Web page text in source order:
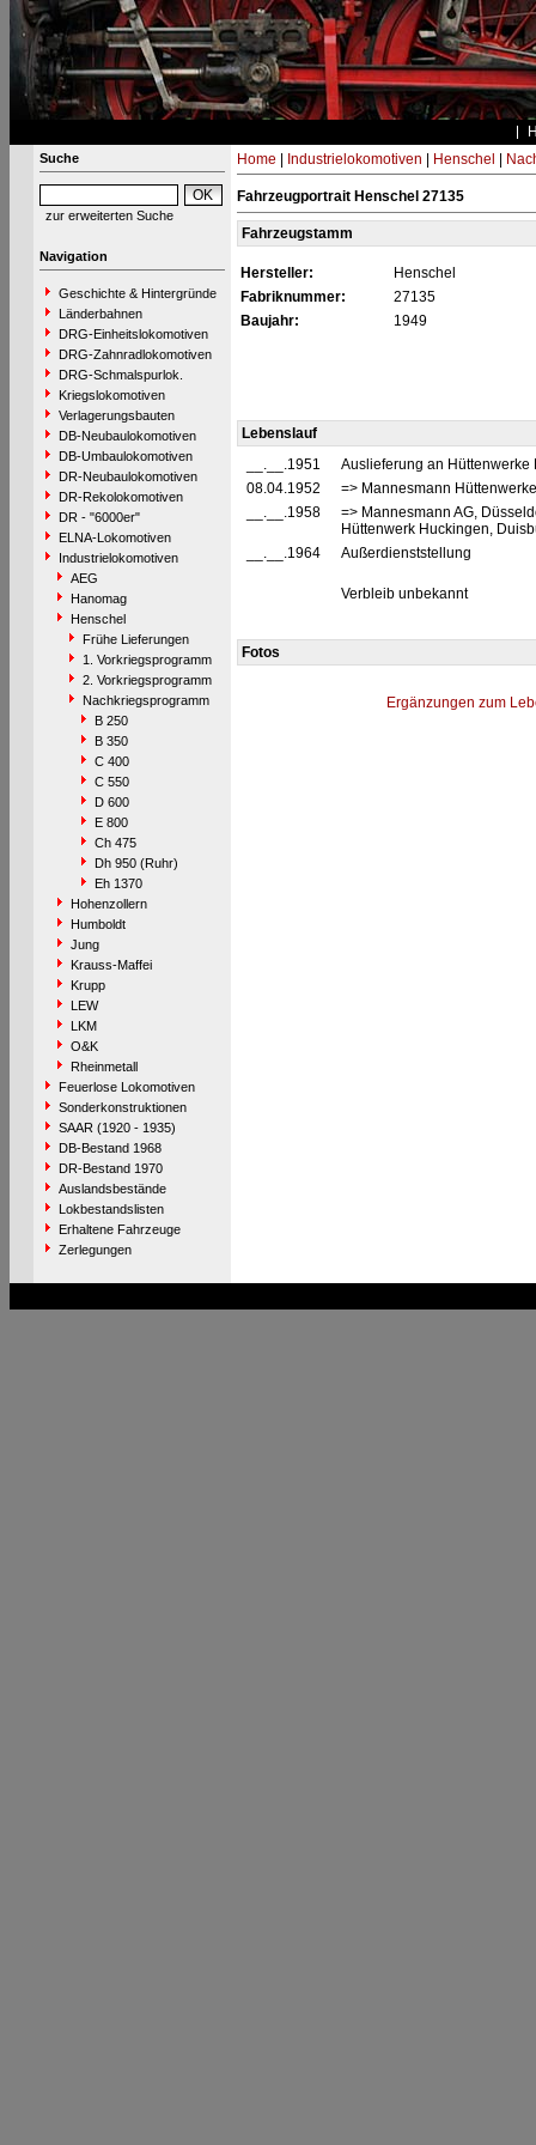
Suche
zur erweiterten Suche
Navigation
Geschichte & Hintergründe
Länderbahnen
DRG-Einheitslokomotiven
DRG-Zahnradlokomotiven
DRG-Schmalspurlok.
Kriegslokomotiven
Verlagerungsbauten
DB-Neubaulokomotiven
DB-Umbaulokomotiven
DR-Neubaulokomotiven
DR-Rekolokomotiven
DR - "6000er"
ELNA-Lokomotiven
Industrielokomotiven
AEG
Hanomag
Henschel
Frühe Lieferungen
1. Vorkriegsprogramm
2. Vorkriegsprogramm
Nachkriegsprogramm
B 250
B 350
C 400
C 550
D 600
E 800
Ch 475
Dh 950 (Ruhr)
Eh 1370
Hohenzollern
Humboldt
Jung
Krauss-Maffei
Krupp
LEW
LKM
O&K
Rheinmetall
Feuerlose Lokomotiven
Sonderkonstruktionen
SAAR (1920 - 1935)
DB-Bestand 1968
DR-Bestand 1970
Auslandsbestände
Lokbestandslisten
Erhaltene Fahrzeuge
Zerlegungen
Home Industrielokomotiven Henschel
Fahrzeugportrait Henschel 27135
Fahrzeugstamm
Hersteller:
Henschel
Fabriknummer:
27135
Baujahr:
1949
Lebenslauf
__.__.1951
Auslieferung an
08.04.1952
=> Mannesmann
__.__.1958
=> Mannesmann AG,
Hüttenwerk Huckingen,
__.__.1964
Außerdienststellung
Verbleib unbekannt
Fotos
Ergänzungen zum